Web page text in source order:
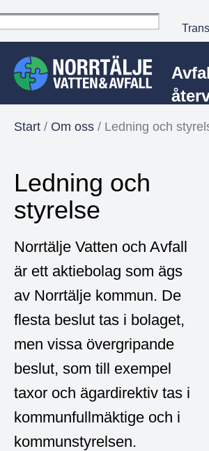
Start / Om oss / Ledning och
Ledning och
styrelse
Norrtälje Vatten och Avfall
är ett aktiebolag som ägs
av Norrtälje kommun. De
flesta beslut tas i bolaget,
men vissa övergripande
beslut, som till exempel
taxor och ägardirektiv tas i
kommunfullmäktige och i
kommunstyrelsen.